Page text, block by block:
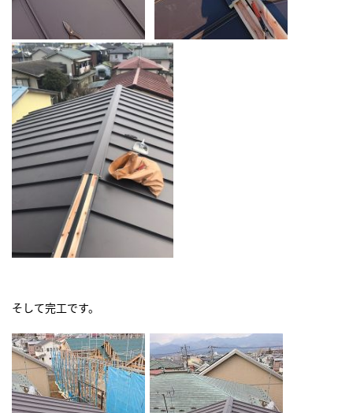
そして完工です。